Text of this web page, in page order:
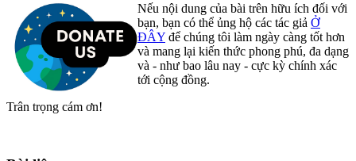
Nếu nội dung của bài trên hữu ích đối với
bạn, bạn có thể ủng hộ các tác giả Ở
ĐÂY để chúng tôi làm ngày càng tốt hơn
và mang lại kiến thức phong phú, đa dạng
và - như bao lâu nay - cực kỳ chính xác
tới cộng đồng.
Trân trọng cám ơn!